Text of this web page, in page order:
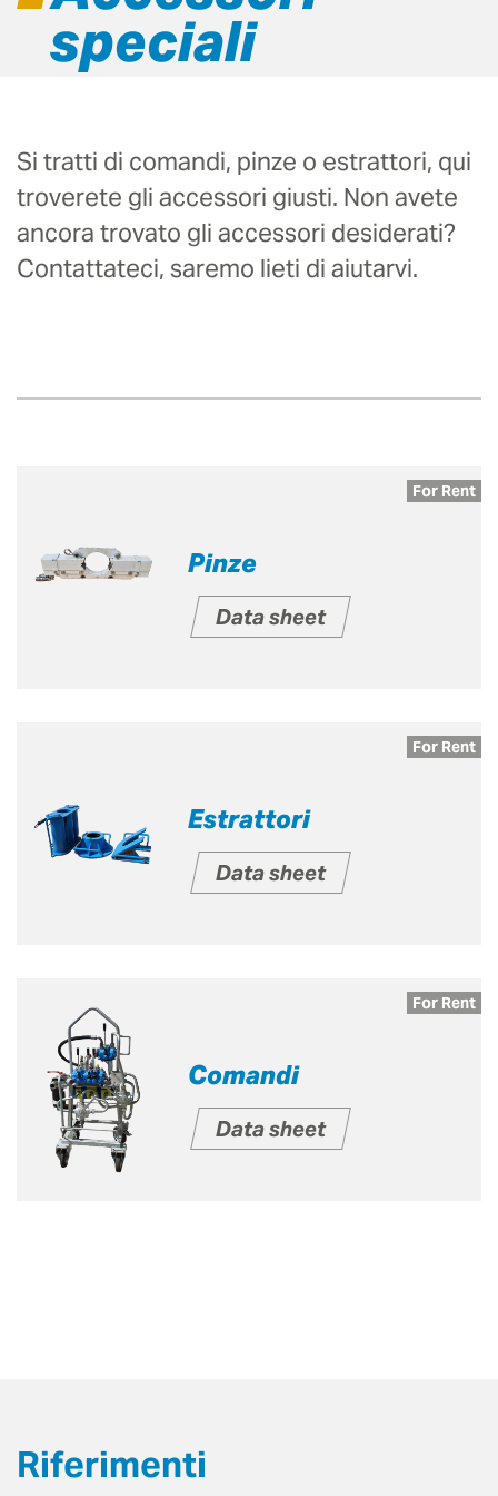
speciali
Si tratti di comandi, pinze o estrattori, qui
troverete gli accessori giusti. Non avete
ancora trovato gli accessori desiderati?
Contattateci, saremo lieti di aiutarvi.
For Rent
Pinze
Data sheet
For Rent
Estrattori
Data sheet
For Rent
Comandi
Data sheet
Riferimenti